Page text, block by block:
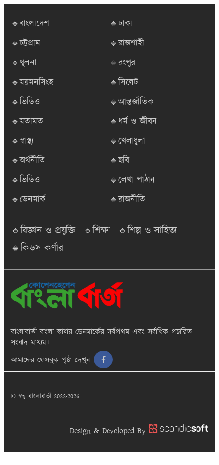
🔹বাংলাদেশ
🔹ঢাকা
🔹চট্টগ্রাম
🔹রাজশাহী
🔹খুলনা
🔹রংপুর
🔹ময়মনসিংহ
🔹সিলেট
🔹ভিডিও
🔹আন্তর্জাতিক
🔹মতামত
🔹ধর্ম ও জীবন
🔹স্বাস্থ্য
🔹খেলাধুলা
🔹অর্থনীতি
🔹ছবি
🔹ভিডিও
🔹লেখা পাঠান
🔹ডেনমার্ক
🔹রাজনীতি
🔹বিজ্ঞান ও প্রযুক্তি 🔹শিক্ষা
🔹শিল্প ও সাহিত্য
🔹কিডস কর্ণার
বাংলাবার্তা বাংলা ভাষায় ডেনমার্কের সর্বপ্রথম এবং সর্বাধিক প্রচারিত
সংবাদ মাধ্যম।
আমাদের ফেসবুক পৃষ্ঠা দেখুন
© স্বত্ব বাংলাবার্তা 2022-2026
Design & Developed By